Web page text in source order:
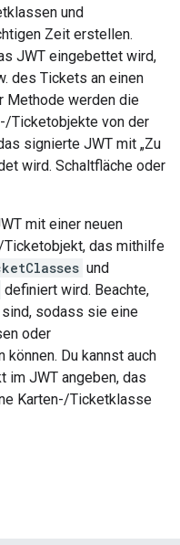
und
Zeit erstellen.
JWT eingebettet wird,
des Tickets an einen
Methode werden die
Ticketobjekte von der
signierte JWT mit „Zu
wird. Schaltfläche oder
mit einer neuen
das mithilfe
und
definiert wird. Beachte,
sodass sie eine
oder
Du kannst auch
im JWT angeben, das
Karten-/Ticketklasse